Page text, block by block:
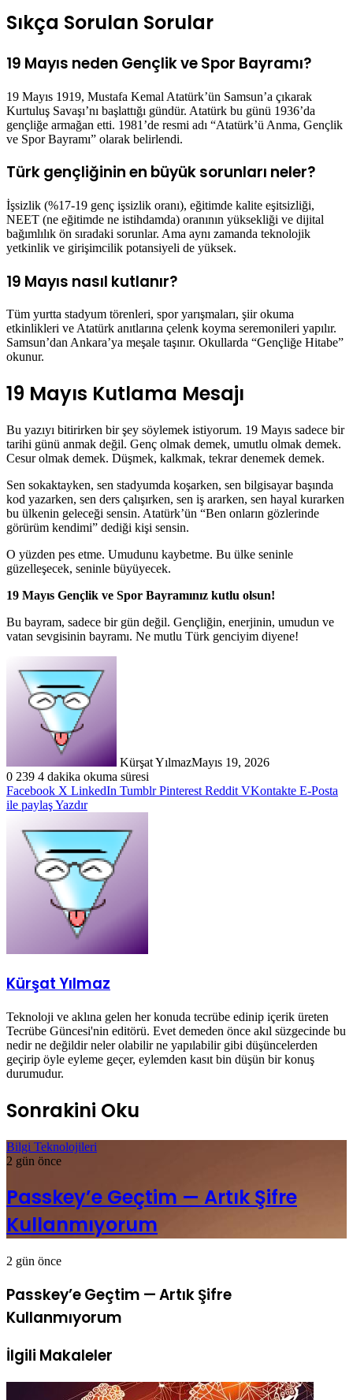
Sıkça Sorulan Sorular
19 Mayıs neden Gençlik ve Spor Bayramı?
19 Mayıs 1919, Mustafa Kemal Atatürk’ün Samsun’a çıkarak
Kurtuluş Savaşı’nı başlattığı gündür. Atatürk bu günü 1936’da
gençliğe armağan etti. 1981’de resmi adı “Atatürk’ü Anma, Gençlik
ve Spor Bayramı” olarak belirlendi.
Türk gençliğinin en büyük sorunları neler?
İşsizlik (%17-19 genç işsizlik oranı), eğitimde kalite eşitsizliği,
NEET (ne eğitimde ne istihdamda) oranının yüksekliği ve dijital
bağımlılık ön sıradaki sorunlar. Ama aynı zamanda teknolojik
yetkinlik ve girişimcilik potansiyeli de yüksek.
19 Mayıs nasıl kutlanır?
Tüm yurtta stadyum törenleri, spor yarışmaları, şiir okuma
etkinlikleri ve Atatürk anıtlarına çelenk koyma seremonileri yapılır.
Samsun’dan Ankara’ya meşale taşınır. Okullarda “Gençliğe Hitabe”
okunur.
19 Mayıs Kutlama Mesajı
Bu yazıyı bitirirken bir şey söylemek istiyorum. 19 Mayıs sadece bir
tarihi günü anmak değil. Genç olmak demek, umutlu olmak demek.
Cesur olmak demek. Düşmek, kalkmak, tekrar denemek demek.
Sen sokaktayken, sen stadyumda koşarken, sen bilgisayar başında
kod yazarken, sen ders çalışırken, sen iş ararken, sen hayal kurarken
bu ülkenin geleceği sensin. Atatürk’ün “Ben onların gözlerinde
görürüm kendimi” dediği kişi sensin.
O yüzden pes etme. Umudunu kaybetme. Bu ülke seninle
güzelleşecek, seninle büyüyecek.
19 Mayıs Gençlik ve Spor Bayramınız kutlu olsun!
Bu bayram, sadece bir gün değil. Gençliğin, enerjinin, umudun ve
vatan sevgisinin bayramı. Ne mutlu Türk genciyim diyene!
Kürşat YılmazMayıs 19, 2026
0 239 4 dakika okuma süresi
Facebook X LinkedIn Tumblr Pinterest Reddit VKontakte E-Posta
ile paylaşYazdır
Kürşat Yılmaz
Teknoloji ve aklına gelen her konuda tecrübe edinip içerik üreten
Tecrübe Güncesi'nin editörü. Evet demeden önce akıl süzgecinde bu
nedir ne değildir neler olabilir ne yapılabilir gibi düşüncelerden
geçirip öyle eyleme geçer, eylemden kasıt bin düşün bir konuş
durumudur.
Sonrakini Oku
Bilgi Teknolojileri
2 gün önce
Passkey’e Geçtim — Artık Şifre
Kullanmıyorum
2 gün önce
Passkey’e Geçtim — Artık Şifre
Kullanmıyorum
İlgili Makaleler